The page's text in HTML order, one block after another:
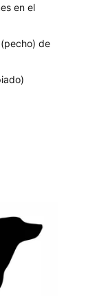
en el
de